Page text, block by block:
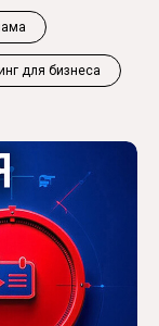
для бизнеса